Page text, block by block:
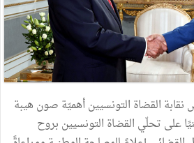
القضاة التونسيين أهميّة صون هيبة
على تحلّي القضاة التونسيين بروح